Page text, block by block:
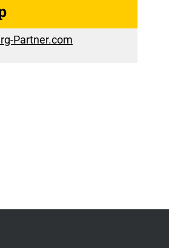
Partner.com